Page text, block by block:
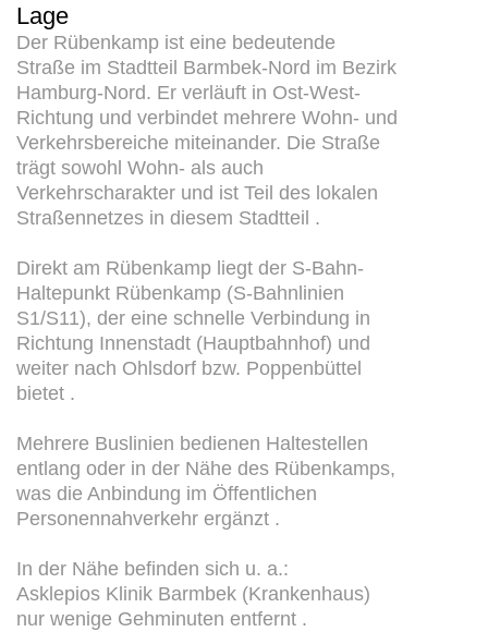
Lage
Der Rübenkamp ist eine bedeutende
Straße im Stadtteil Barmbek-Nord im Bezirk
Hamburg-Nord. Er verläuft in Ost-West-
Richtung und verbindet mehrere Wohn- und
Verkehrsbereiche miteinander. Die Straße
trägt sowohl Wohn- als auch
Verkehrscharakter und ist Teil des lokalen
Straßennetzes in diesem Stadtteil .
Direkt am Rübenkamp liegt der S-Bahn-
Haltepunkt Rübenkamp (S-Bahnlinien
S1/S11), der eine schnelle Verbindung in
Richtung Innenstadt (Hauptbahnhof) und
weiter nach Ohlsdorf bzw. Poppenbüttel
bietet .
Mehrere Buslinien bedienen Haltestellen
entlang oder in der Nähe des Rübenkamps,
was die Anbindung im Öffentlichen
Personennahverkehr ergänzt .
In der Nähe befinden sich u. a.:
Asklepios Klinik Barmbek (Krankenhaus)
nur wenige Gehminuten entfernt .